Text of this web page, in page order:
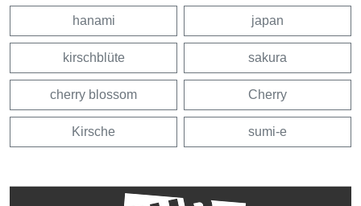
hanami japan
kirschblüte sakura
cherry blossom Cherry
Kirsche sumi-e